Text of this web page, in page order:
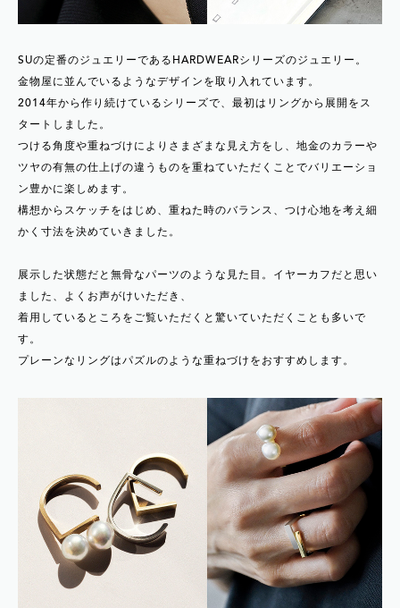
SUの定番のジュエリーであるHARDWEARシリーズのジュエリー。
金物屋に並んでいるようなデザインを取り入れています。
2014年から作り続けているシリーズで、最初はリングから展開をス
タートしました。
つける角度や重ねづけによりさまざまな見え方をし、地金のカラーや
ツヤの有無の仕上げの違うものを重ねていただくことでバリエーショ
ン豊かに楽しめます。
構想からスケッチをはじめ、重ねた時のバランス、つけ心地を考え細
かく寸法を決めていきました。
展示した状態だと無骨なパーツのような見た目。イヤーカフだと思い
ました、よくお声がけいただき、
着用しているところをご覧いただくと驚いていただくことも多いで
す。
プレーンなリングはパズルのような重ねづけをおすすめします。